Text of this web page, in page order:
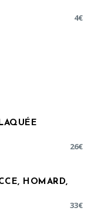
4€
26€
HOMARD,
33€